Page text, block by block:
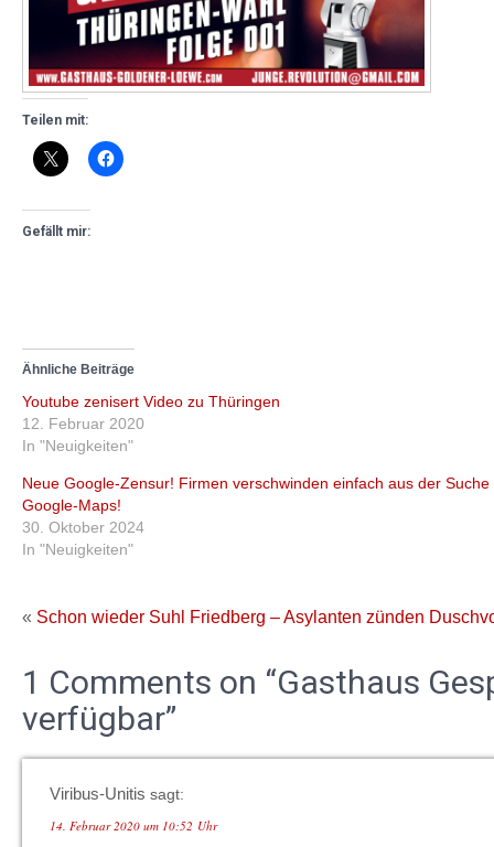
Teilen mit:
Gefällt mir:
Ähnliche Beiträge
Youtube zenisert Video zu Thüringen
12. Februar 2020
In "Neuigkeiten"
Neue Google-Zensur! Firmen verschwinden einfach aus der Suche
Google-Maps!
30. Oktober 2024
In "Neuigkeiten"
« Schon wieder Suhl Friedberg – Asylanten zünden
1 Comments on “Gasthaus
verfügbar”
Viribus-Unitis sagt:
14. Februar 2020 um 10:52 Uhr